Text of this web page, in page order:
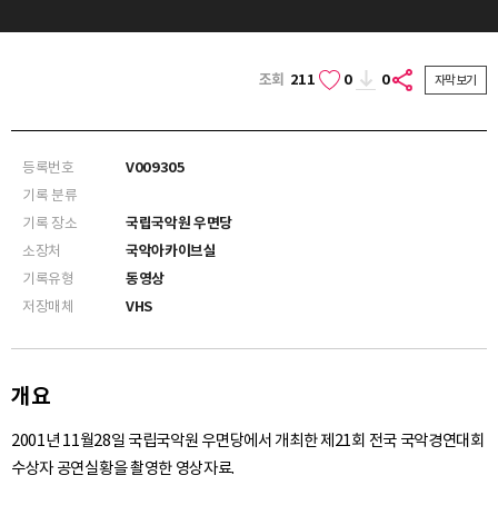
조회 211 0 0 자막보기
등록번호
V009305
기록 분류
기록 장소
국립국악원 우면당
소장처
국악아카이브실
기록유형
동영상
저장매체
VHS
개요
2001년 11월28일 국립국악원 우면당에서 개최한 제21회 전국 국악경연대회
수상자 공연실황을 촬영한 영상자료.